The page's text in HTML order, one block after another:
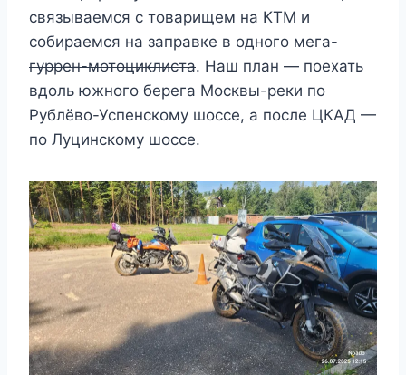
связываемся с товарищем на KTM и
собираемся на заправке в одного мега-
гуррен-мотоциклиста. Наш план — поехать
вдоль южного берега Москвы-реки по
Рублёво-Успенскому шоссе, а после ЦКАД —
по Луцинскому шоссе.